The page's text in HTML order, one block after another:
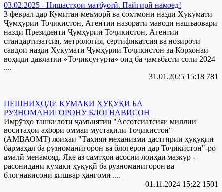
03.02.2025 - Нишастҳои матбуотӣ. Пайгирӣ намоед!
3 феврал дар Кумитаи меъморӣ ва сохтмони назди Ҳукумати
Ҷумҳурии Тоҷикистон, Агентии назорати маводи нашъаовари
назди Президенти Ҷумҳурии Тоҷикистон, Агентии
стандартизатсия, метрология, сертификатсия ва нозироти
савдои назди Ҳукумати Ҷумҳурии Тоҷикистон ва Корхонаи
воҳиди давлатии «Тоҷиксуғурта» оид ба ҷамъбасти соли 2024
....
31.01.2025 15:18 781
ПЕШНИҲОДИ КӮМАКИ ҲУҚУҚӢ БА
РУЗНОМАНИГОРОНУ БЛОГНАВИСОН
Имрӯзҳо ташкилоти ҷамъиятии "Ассотсиатсияи миллии
воситаҳои ахбори оммаи мустақили Тоҷикистон"
(АМВАОМТ) лоиҳаи "Таҳияи механизми дастгирии ҳуқуқии
бармаҳал ба рӯзноманигорон ва блогерон дар Тоҷикистон"-ро
амалӣ менамояд. Яке аз самтҳои асосии лоиҳаи мазкур -
расонидани кумаки ҳуқуқӣ ба рӯзноманигорон ва
блогнависони кишвар ҳангоми ....
01.11.2024 15:22 1501